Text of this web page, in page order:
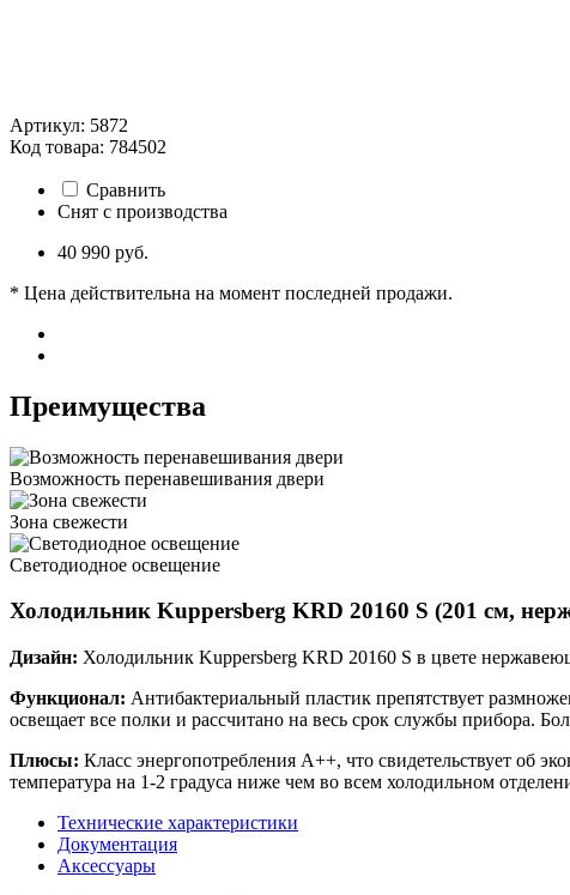
Артикул: 5872
Код товара: 784502
Сравнить
Снят с производства
40 990 руб.
* Цена действительна на момент последней продажи.
Преимущества
Возможность перенавешивания двери
Зона свежести
Светодиодное освещение
Холодильник Kuppersberg KRD 20160 S (201 см,
Дизайн: Холодильник Kuppersberg KRD 20160 S в цвете
Функционал: Антибактериальный пластик препятствует
освещает все полки и рассчитано на весь срок службы прибора.
Плюсы: Класс энергопотребления А++, что свидетельствует об
температура на 1-2 градуса ниже чем во всем холодильном
Технические характеристики
Документация
Аксессуары